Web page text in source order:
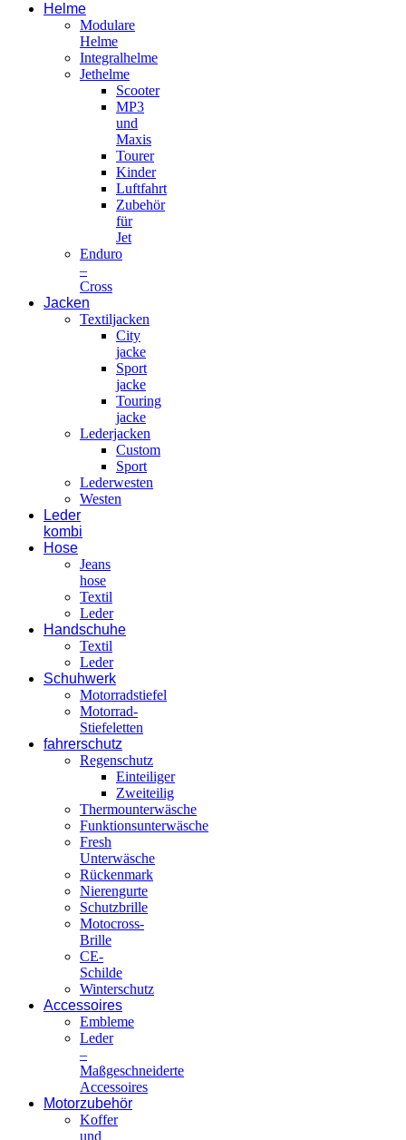
Helme
Modulare
Helme
Integralhelme
Jethelme
Scooter
MP3
und
Maxis
Tourer
Kinder
Luftfahrt
Zubehör
für
Jet
Enduro
–
Cross
Jacken
Textiljacken
City
jacke
Sport
jacke
Touring
jacke
Lederjacken
Custom
Sport
Lederwesten
Westen
Leder
kombi
Hose
Jeans
hose
Textil
Leder
Handschuhe
Textil
Leder
Schuhwerk
Motorradstiefel
Motorrad-
Stiefeletten
fahrerschutz
Regenschutz
Einteiliger
Zweiteilig
Thermounterwäsche
Funktionsunterwäsche
Fresh
Unterwäsche
Rückenmark
Nierengurte
Schutzbrille
Motocross-
Brille
CE-
Schilde
Winterschutz
Accessoires
Embleme
Leder
–
Maßgeschneiderte
Accessoires
Motorzubehör
Koffer
und